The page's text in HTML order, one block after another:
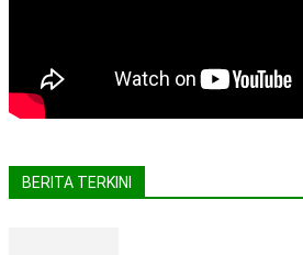
BERITA TERKINI